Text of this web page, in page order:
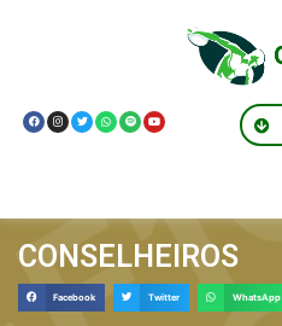
CONSELHEIROS
Facebook Twitter WhatsApp